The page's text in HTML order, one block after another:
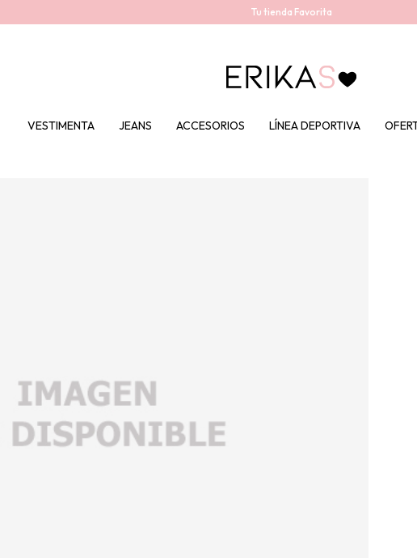
Tu tienda Favorita
VESTIMENTA JEANS ACCESORIOS LÍNEA DEPORTIVA